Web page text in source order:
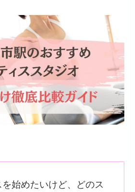
を始めたいけど、どのス